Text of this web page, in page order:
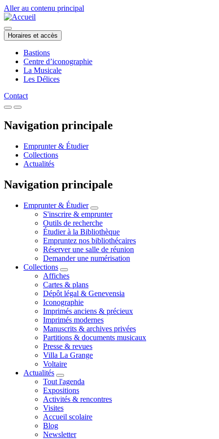
Aller au contenu principal
Horaires et accès
Bastions
Centre d’iconographie
La Musicale
Les Délices
Contact
Navigation principale
Emprunter & Étudier
Collections
Actualités
Navigation principale
Emprunter & Étudier
S'inscrire & emprunter
Outils de recherche
Étudier à la Bibliothèque
Empruntez nos bibliothécaires
Réserver une salle de réunion
Demander une numérisation
Collections
Affiches
Cartes & plans
Dépôt légal & Genevensia
Iconographie
Imprimés anciens & précieux
Imprimés modernes
Manuscrits & archives privées
Partitions & documents musicaux
Presse & revues
Villa La Grange
Voltaire
Actualités
Tout l'agenda
Expositions
Activités & rencontres
Visites
Accueil scolaire
Blog
Newsletter